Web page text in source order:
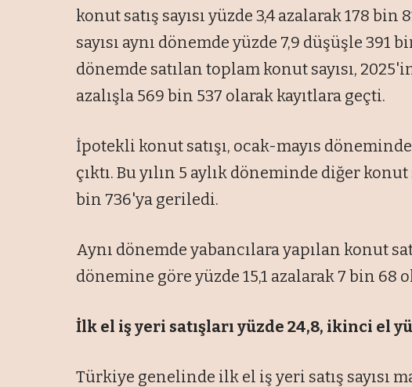
konut satış sayısı yüzde 3,4 azalarak 178
sayısı aynı dönemde yüzde 7,9 düşüşle 391
dönemde satılan toplam konut sayısı,
azalışla 569 bin 537 olarak kayıtlara geçti.
İpotekli konut satışı, ocak-mayıs
çıktı. Bu yılın 5 aylık döneminde diğer konut
bin 736'ya geriledi.
Aynı dönemde yabancılara yapılan konut
dönemine göre yüzde 15,1 azalarak 7 bin 68
İlk el iş yeri satışları yüzde 24,8, ikinci el
Türkiye genelinde ilk el iş yeri satış sayısı